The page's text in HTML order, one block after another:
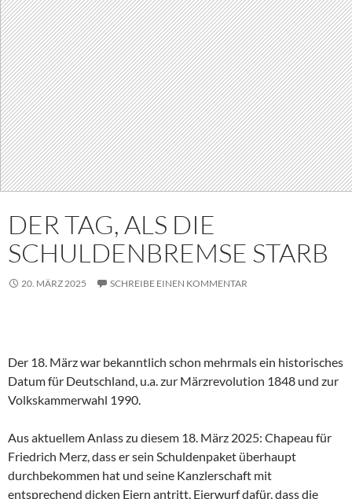
DER TAG, ALS DIE
SCHULDENBREMSE STARB
20. MÄRZ 2025 SCHREIBE EINEN KOMMENTAR
Der 18. März war bekanntlich schon mehrmals ein historisches
Datum für Deutschland, u.a. zur Märzrevolution 1848 und zur
Volkskammerwahl 1990.
Aus aktuellem Anlass zu diesem 18. März 2025: Chapeau für
Friedrich Merz, dass er sein Schuldenpaket überhaupt
durchbekommen hat und seine Kanzlerschaft mit
entsprechend dicken Eiern antritt. Eierwurf dafür, dass die